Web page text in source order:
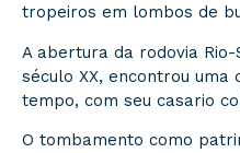
tropeiros em lombos de
A abertura da rodovia
século XX, encontrou uma
tempo, com seu casario
O tombamento como